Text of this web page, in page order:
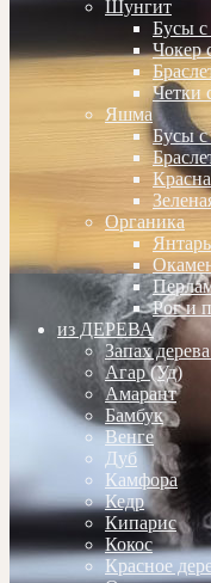
Шунгит
Бусы
Чокер
Четки
Яшма
Бусы
Органика
Янтарь
Рог и
из ДЕРЕВА
Запах
Агар (Уд)
Амарант
Бамбук
Венге
Дуб
Камфора
Кедр
Кипарис
Кокос
Красное